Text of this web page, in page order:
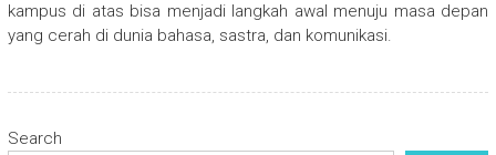
kampus di atas bisa menjadi langkah awal menuju masa depan
yang cerah di dunia bahasa, sastra, dan komunikasi.
Search